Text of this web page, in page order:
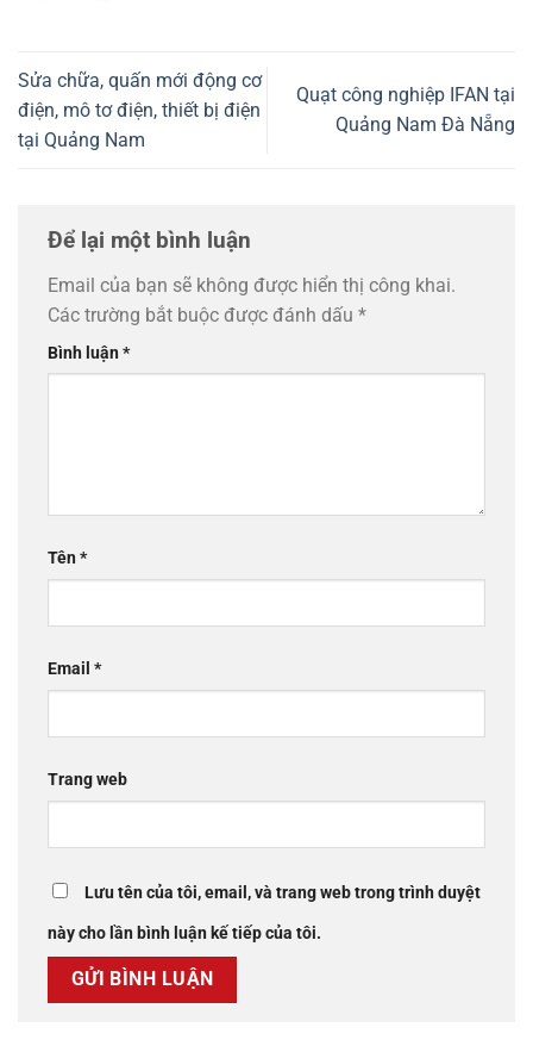
Sửa chữa, quấn mới động cơ
điện, mô tơ điện, thiết bị điện
tại Quảng Nam
Quạt công nghiệp IFAN tại
Quảng Nam Đà Nẵng
Để lại một bình luận
Email của bạn sẽ không được hiển thị công khai.
Các trường bắt buộc được đánh dấu *
Bình luận*
Tên*
Email *
Trang web
Lưu tên của tôi, email, và trang web trong trình duyệt
này cho lần bình luận kế tiếp của tôi.